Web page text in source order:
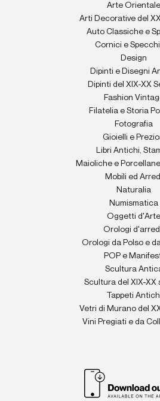
Arte Orientale
Arti Decorative del
Auto Classiche e
Cornici e
Design
Dipinti e Disegni
Dipinti del XIX-XX
Fashion
Filatelia e Storia
Fotografia
Gioielli e
Libri Antichi,
Maioliche e
Mobili ed
Naturalia
Numismatica
Oggetti d'Arte
Orologi
Orologi da Polso e
POP e
Scultura
Scultura del XIX-XX
Tappeti
Vetri di Murano del
Vini Pregiati e da